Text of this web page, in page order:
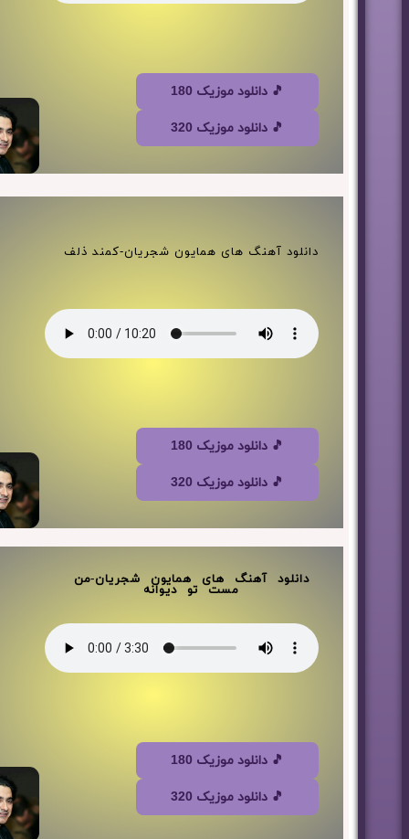
🎵 دانلود موزیک 180
🎵 دانلود موزیک 320
دانلود آهنگ های همایون شجریان-کمند ذلف
🎵 دانلود موزیک 180
🎵 دانلود موزیک 320
دانلود آهنگ های همایون شجریان-من
مست تو دیوانه
🎵 دانلود موزیک 180
🎵 دانلود موزیک 320